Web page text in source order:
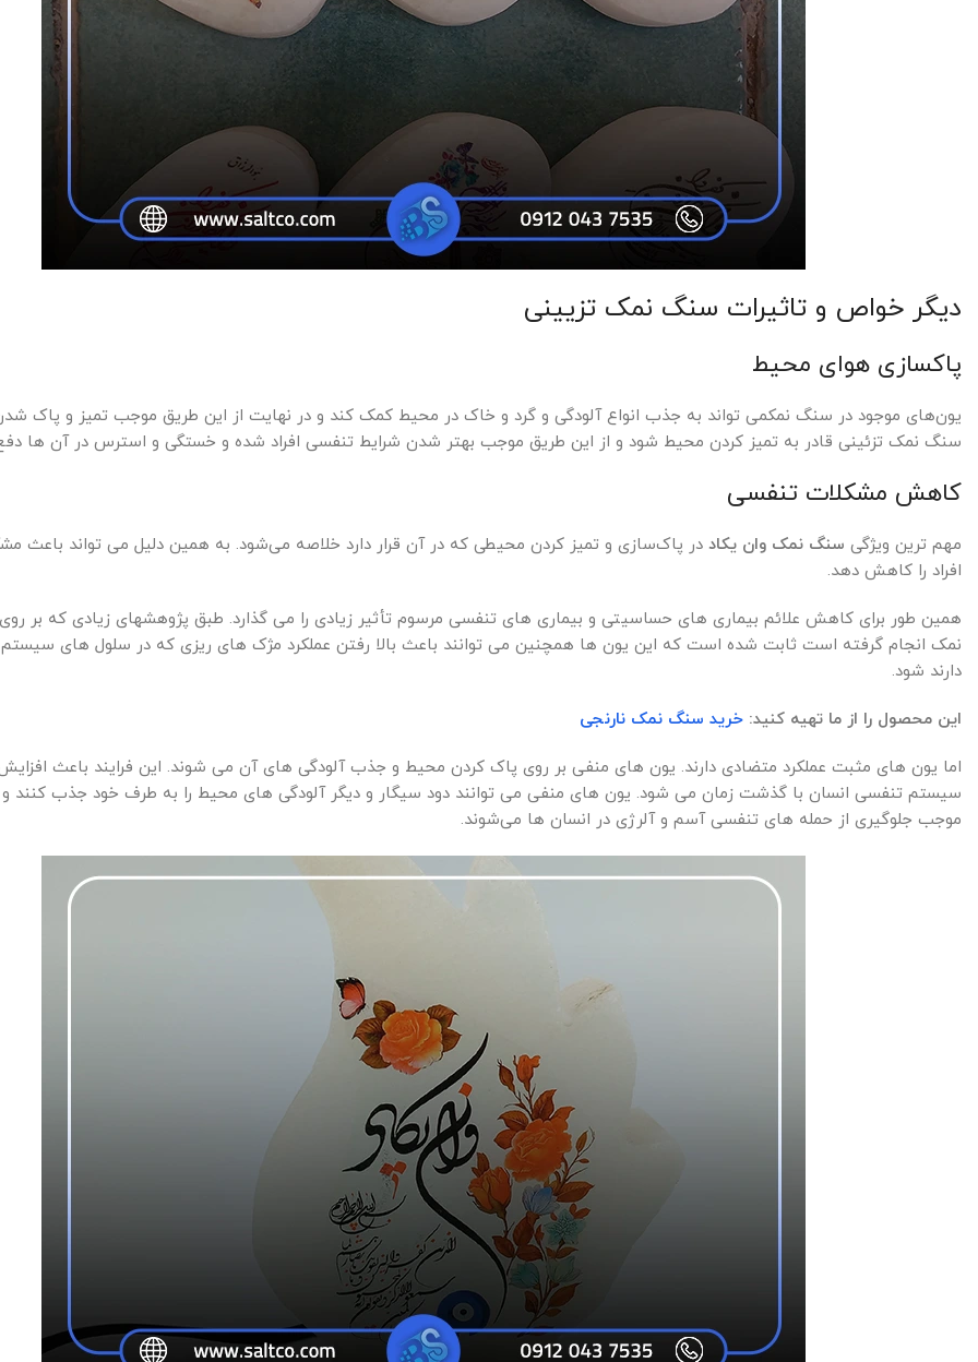
دیگر خواص و تاثیرات سنگ نمک تزیینی
پاکسازی هوای محیط
یون‌های موجود در سنگ نمکمی تواند به جذب انواع آلودگی و گرد و خاک در محیط کمک کند و در نهایت از این طریق موجب تمیز و پاک
سنگ نمک تزئینی قادر به تمیز کردن محیط شود و از این طریق موجب بهتر شدن شرایط تنفسی افراد شده و خستگی و استرس در آن ها
کاهش مشکلات تنفسی
مهم ترین ویژگی سنگ نمک وان یکاد در پاک‌سازی و تمیز کردن محیطی که در آن قرار دارد خلاصه می‌شود. به همین دلیل می تواند باعث
افراد را کاهش دهد.
همین طور برای کاهش علائم بیماری های حساسیتی و بیماری های تنفسی مرسوم تأثیر زیادی را می گذارد. طبق پژوهشهای زیادی که بر
نمک انجام گرفته است ثابت شده است که این یون ها همچنین می توانند باعث بالا رفتن عملکرد مژک های ریزی که در سلول های
دارند شود.
این محصول را از ما تهیه کنید: خرید سنگ نمک نارنجی
اما یون های مثبت عملکرد متضادی دارند. یون های منفی بر روی پاک کردن محیط و جذب آلودگی های آن می شوند. این فرایند باعث
سیستم تنفسی انسان با گذشت زمان می شود. یون های منفی می توانند دود سیگار و دیگر آلودگی های محیط را به طرف خود جذب کنند و
موجب جلوگیری از حمله های تنفسی آسم و آلرژی در انسان ها می‌شوند.